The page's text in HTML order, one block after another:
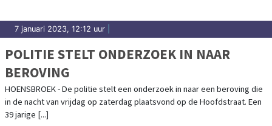
7 januari 2023, 12:12 uur
POLITIE STELT ONDERZOEK IN NAAR
BEROVING
HOENSBROEK - De politie stelt een onderzoek in naar een beroving die
in de nacht van vrijdag op zaterdag plaatsvond op de Hoofdstraat. Een
39 jarige [...]